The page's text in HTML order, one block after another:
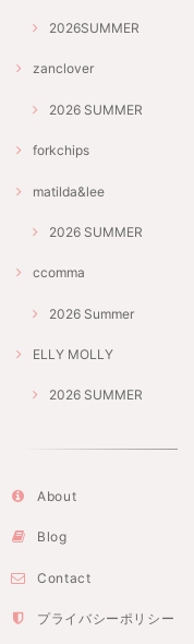
2026SUMMER
zanclover
2026 SUMMER
forkchips
matilda&lee
2026 SUMMER
ccomma
2026 Summer
ELLY MOLLY
2026 SUMMER
About
Blog
Contact
プライバシーポリシー